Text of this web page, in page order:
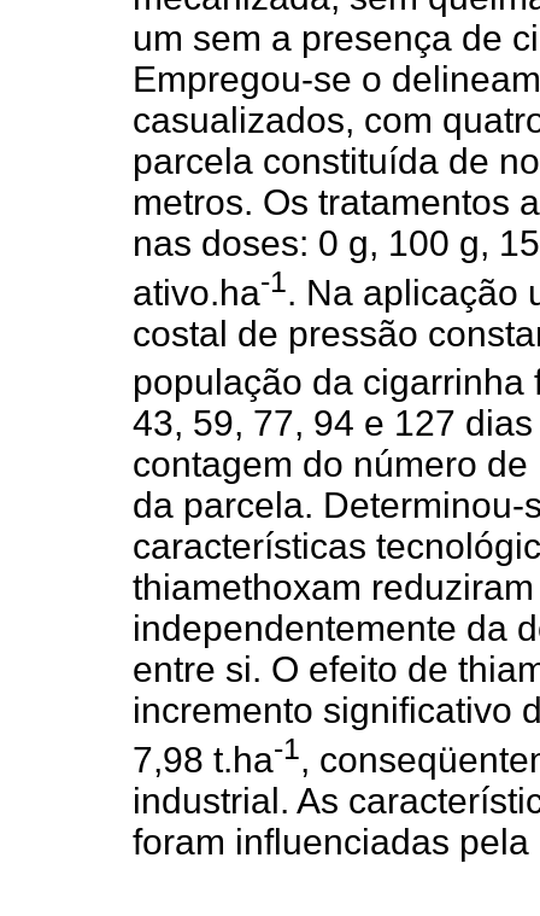
um sem a presença de
Empregou-se o
casualizados, com
parcela constituída de
metros. Os tratamentos
nas doses: 0 g, 100 g,
ativo.ha-1 . Na aplicação
costal de pressão
população da
43, 59, 77, 94 e 127
contagem do número
da parcela.
características
thiamethoxam
independentemente da
entre si. O efeito de
incremento significativo
7,98 t.ha-1,
industrial. As
foram influenciadas